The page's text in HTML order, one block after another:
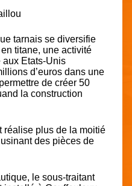
tarnais se diversifie
titane, une activité
Etats-Unis
d’euros dans une
de créer 50
la construction
réalise plus de la moitié
des pièces de
le sous-traitant